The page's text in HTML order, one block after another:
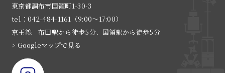
東京都調布市国領町1-30-3
tel：042-484-1161（9:00〜17:00）
京王線 布田駅から徒歩5分、国領駅から徒歩5分
> Googleマップで見る